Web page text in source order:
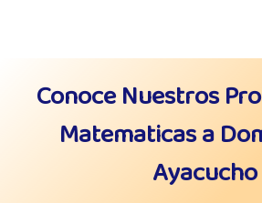
Conoce Nuestros
Matematicas a
Ayacucho